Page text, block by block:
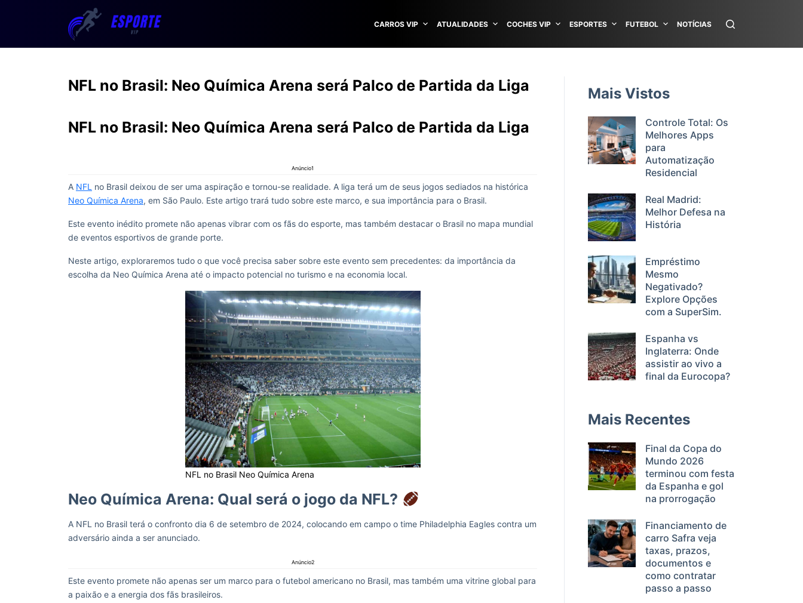
CARROS VIP ATUALIDADES COCHES VIP ESPORTES FUTEBOL NOTÍCIAS
NFL no Brasil: Neo Química Arena será Palco de Partida da Liga
NFL no Brasil: Neo Química Arena será Palco de Partida da Liga
Anúncio1
A NFL no Brasil deixou de ser uma aspiração e tornou-se realidade. A liga terá um de seus jogos sediados na histórica
Neo Química Arena, em São Paulo. Este artigo trará tudo sobre este marco, e sua importância para o Brasil.
Este evento inédito promete não apenas vibrar com os fãs do esporte, mas também destacar o Brasil no mapa mundial
de eventos esportivos de grande porte.
Neste artigo, exploraremos tudo o que você precisa saber sobre este evento sem precedentes: da importância da
escolha da Neo Química Arena até o impacto potencial no turismo e na economia local.
NFL no Brasil Neo Química Arena
Neo Química Arena: Qual será o jogo da NFL?
A NFL no Brasil terá o confronto dia 6 de setembro de 2024, colocando em campo o time Philadelphia Eagles contra um
adversário ainda a ser anunciado.
Anúncio2
Este evento promete não apenas ser um marco para o futebol americano no Brasil, mas também uma vitrine global para
a paixão e a energia dos fãs brasileiros.
Mais Vistos
Controle Total: Os
Melhores Apps
para
Automatização
Residencial
Real Madrid:
Melhor Defesa na
História
Empréstimo
Mesmo
Negativado?
Explore Opções
com a SuperSim.
Espanha vs
Inglaterra: Onde
assistir ao vivo a
final da Eurocopa?
Mais Recentes
Final da Copa do
Mundo 2026
terminou com festa
da Espanha e gol
na prorrogação
Financiamento de
carro Safra veja
taxas, prazos,
documentos e
como contratar
passo a passo